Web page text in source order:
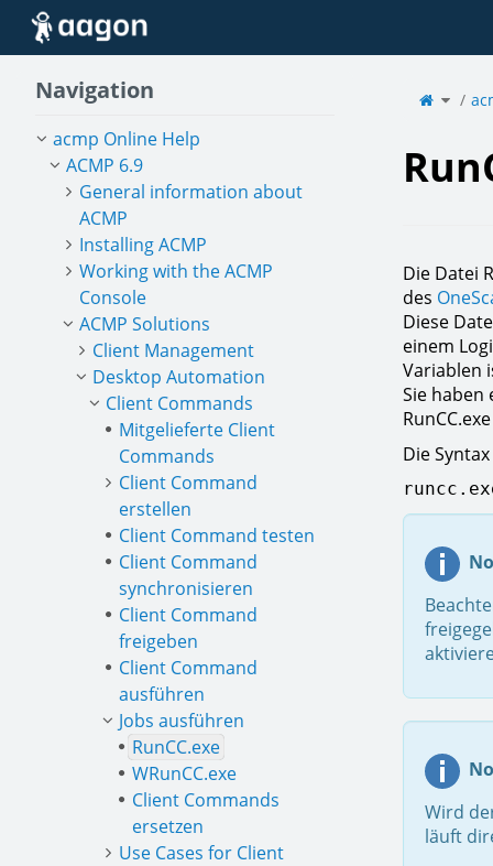
Home
Toggle
the
parent
tree
Die Datei
des
Diese
einem
Variablen
Sie haben
Die
Wird
läuft
Navigation
acmp Online Help
ACMP 6.9
General information about
ACMP
Installing ACMP
Working with the ACMP
Console
ACMP Solutions
Client Management
Desktop Automation
Client Commands
Mitgelieferte Client
Commands
Client Command
erstellen
Client Command testen
Client Command
synchronisieren
Client Command
freigeben
Client Command
ausführen
Jobs ausführen
RunCC.exe
WRunCC.exe
Client Commands
ersetzen
Use Cases for Client